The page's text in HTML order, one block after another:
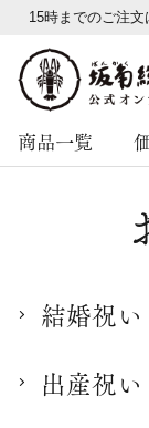
15時までのご注文
商品一覧
結婚祝
出産祝い